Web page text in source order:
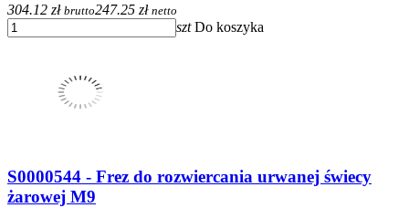
304.12 zł brutto247.25 zł netto
szt Do koszyka
S0000544 - Frez do rozwiercania urwanej świecy
żarowej M9